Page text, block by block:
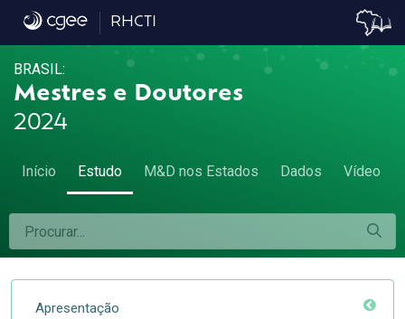
8.1. Evolução dos títulos por cor ou raça -
RHCTI
BRASIL:
Mestres e Doutores
2024
Início Estudo M&D nos Estados Dados Vídeo
Apresentação